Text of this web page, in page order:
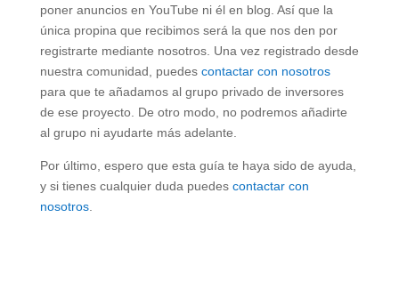
poner anuncios en YouTube ni él en blog. Así que la
única propina que recibimos será la que nos den por
registrarte mediante nosotros. Una vez registrado desde
nuestra comunidad, puedes contactar con nosotros
para que te añadamos al grupo privado de inversores
de ese proyecto. De otro modo, no podremos añadirte
al grupo ni ayudarte más adelante.
Por último, espero que esta guía te haya sido de ayuda,
y si tienes cualquier duda puedes contactar con
nosotros.